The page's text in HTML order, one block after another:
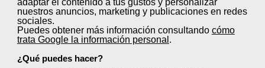
adaptar el contenido a tus gustos y personalizar
nuestros anuncios, marketing y publicaciones en redes
sociales.
Puedes obtener más información consultando cómo
trata Google la información personal .
¿Qué puedes hacer?
Herramientas en internet: comercio
electrónico (80 horas)
Marketing digital: diseño web,
herramientas, estrategias y gestión (55